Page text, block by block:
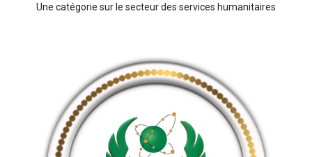
Une catégorie sur le secteur des services humanitaires